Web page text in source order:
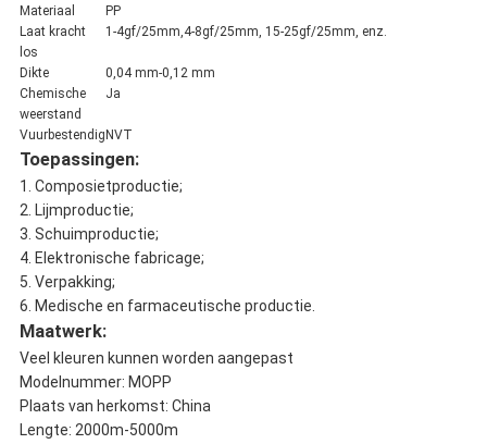
Materiaal
PP
Laat kracht
los
1-4gf/25mm,4-8gf/25mm, 15-25gf/25mm, enz.
Dikte
0,04 mm-0,12 mm
Chemische
weerstand
Ja
Vuurbestendig NVT
Toepassingen:
1. Composietproductie;
2. Lijmproductie;
3. Schuimproductie;
4. Elektronische fabricage;
5. Verpakking;
6. Medische en farmaceutische productie.
Maatwerk:
Veel kleuren kunnen worden aangepast
Modelnummer: MOPP
Plaats van herkomst: China
Lengte: 2000m-5000m